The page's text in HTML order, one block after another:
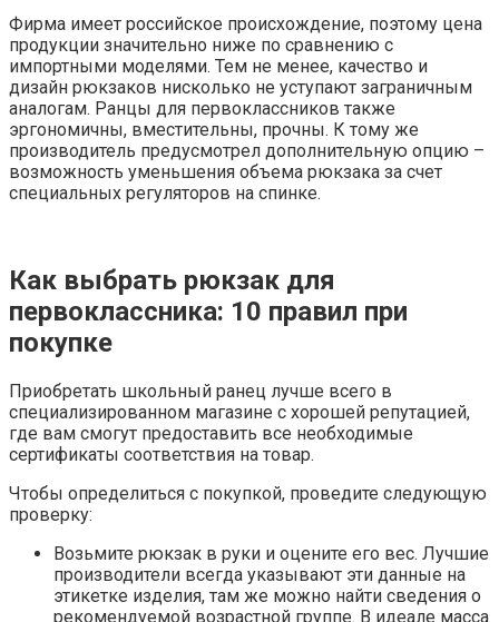
Фирма имеет российское происхождение, поэтому цена
продукции значительно ниже по сравнению с
импортными моделями. Тем не менее, качество и
дизайн рюкзаков нисколько не уступают заграничным
аналогам. Ранцы для первоклассников также
эргономичны, вместительны, прочны. К тому же
производитель предусмотрел дополнительную опцию –
возможность уменьшения объема рюкзака за счет
специальных регуляторов на спинке.
Как выбрать рюкзак для
первоклассника: 10 правил при
покупке
Приобретать школьный ранец лучше всего в
специализированном магазине с хорошей репутацией,
где вам смогут предоставить все необходимые
сертификаты соответствия на товар.
Чтобы определиться с покупкой, проведите следующую
проверку:
Возьмите рюкзак в руки и оцените его вес. Лучшие
производители всегда указывают эти данные на
этикетке изделия, там же можно найти сведения о
рекомендуемой возрастной группе. В идеале масса